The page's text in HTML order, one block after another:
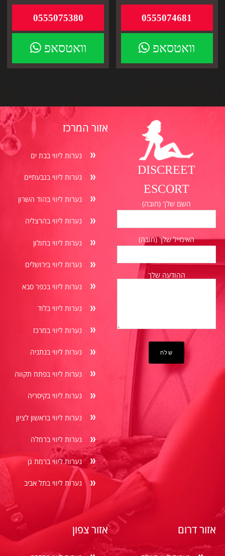
0555074681
וואטסאפ
0555075380
וואטסאפ
DISCREET
ESCORT
השם שלך (חובה)
האימייל שלך (חובה)
ההודעה שלך
אזור המרכז
נערות ליווי בבת ים
נערות ליווי בגבעתיים
נערות ליווי בהוד השרון
נערות ליווי בהרצליה
נערות ליווי בחולון
נערות ליווי בירושלים
נערות ליווי בכפר סבא
נערות ליווי בלוד
נערות ליווי במרכז
נערות ליווי בנתניה
נערות ליווי בפתח תקווה
נערות ליווי בקיסריה
נערות ליווי בראשון לציון
נערות ליווי ברמלה
נערות ליווי ברמת גן
נערות ליווי בתל אביב
אזור דרום אזור צפון